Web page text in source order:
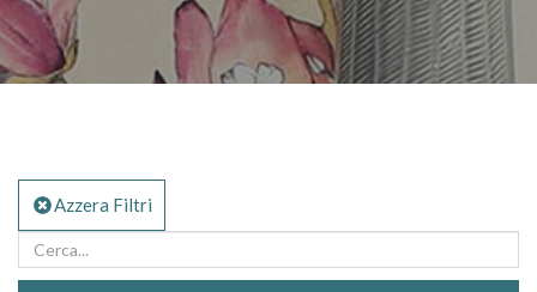
Azzera Filtri